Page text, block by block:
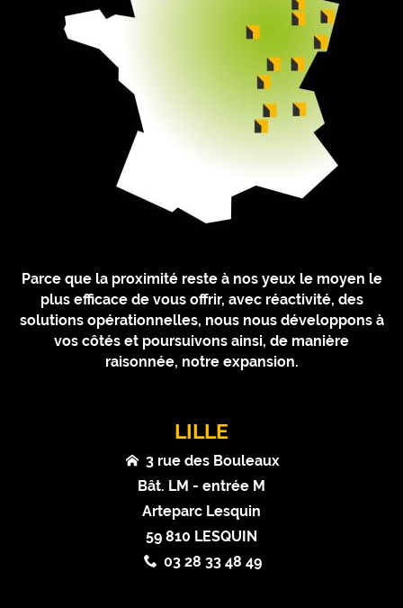
Parce que la proximité reste à nos yeux le moyen le
plus efficace de vous offrir, avec réactivité, des
solutions opérationnelles, nous nous développons à
vos côtés et poursuivons ainsi, de manière
raisonnée, notre expansion.
LILLE
3 rue des Bouleaux
Bât. LM - entrée M
Arteparc Lesquin
59 810 LESQUIN
03 28 33 48 49